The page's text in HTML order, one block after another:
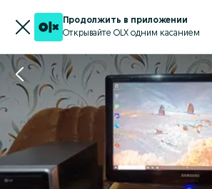
Продолжить в приложении
Открывайте OLX одним касанием